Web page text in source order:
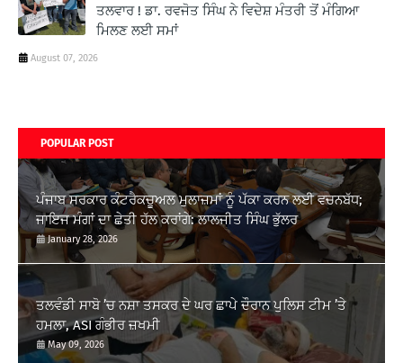
ਤਲਵਾਰ ! ਡਾ. ਰਵਜੋਤ ਸਿੰਘ ਨੇ ਵਿਦੇਸ਼ ਮੰਤਰੀ ਤੋਂ ਮੰਗਿਆ
ਮਿਲਣ ਲਈ ਸਮਾਂ
August 07, 2026
POPULAR POST
ਪੰਜਾਬ ਸਰਕਾਰ ਕੰਟਰੈਕਚੂਅਲ ਮੁਲਾਜ਼ਮਾਂ ਨੂੰ ਪੱਕਾ ਕਰਨ ਲਈ ਵਚਨਬੱਧ;
ਜਾਇਜ ਮੰਗਾਂ ਦਾ ਛੇਤੀ ਹੱਲ ਕਰਾਂਗੇ: ਲਾਲਜੀਤ ਸਿੰਘ ਭੁੱਲਰ
January 28, 2026
ਤਲਵੰਡੀ ਸਾਬੋ ’ਚ ਨਸ਼ਾ ਤਸਕਰ ਦੇ ਘਰ ਛਾਪੇ ਦੌਰਾਨ ਪੁਲਿਸ ਟੀਮ ’ਤੇ
ਹਮਲਾ, ASI ਗੰਭੀਰ ਜ਼ਖਮੀ
May 09, 2026